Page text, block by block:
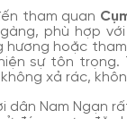
tham quan
phù hợp
hương hoặc
sự tôn trọng.
không xả rác,
dân Nam Ngạn